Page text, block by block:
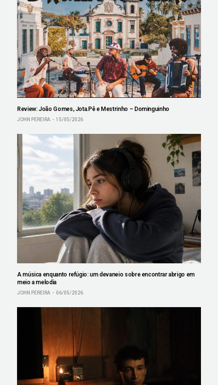
Review: João Gomes, Jota.Pê e Mestrinho – Dominguinho
JOHN PEREIRA 15/05/2026
A música enquanto refúgio: um devaneio sobre encontrar abrigo em
meio a melodia
JOHN PEREIRA 06/05/2026